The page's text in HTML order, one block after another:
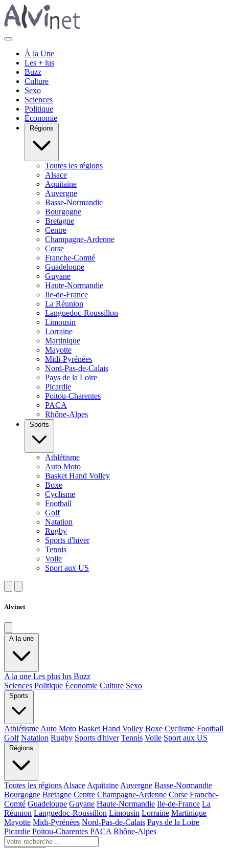
À la Une
Les + lus
Buzz
Culture
Sexo
Sciences
Politique
Économie
Régions
Toutes les régions
Alsace
Aquitaine
Auvergne
Basse-Normandie
Bourgogne
Bretagne
Centre
Champagne-Ardenne
Corse
Franche-Comté
Guadeloupe
Guyane
Haute-Normandie
Ile-de-France
La Réunion
Languedoc-Roussillon
Limousin
Lorraine
Martinique
Mayotte
Midi-Pyrénées
Nord-Pas-de-Calais
Pays de la Loire
Picardie
Poitou-Charentes
PACA
Rhône-Alpes
Sports
Athlétisme
Auto Moto
Basket Hand Volley
Boxe
Cyclisme
Football
Golf
Natation
Rugby
Sports d'hiver
Tennis
Voile
Sport aux US
Alvinet
A la une
A la une Les plus lus Buzz
Sciences Politique Économie Culture Sexo
Sports
Athlétisme Auto Moto Basket Hand Volley Boxe Cyclisme Football
Golf Natation Rugby Sports d'hiver Tennis Voile Sport aux US
Régions
Toutes les régions Alsace Aquitaine Auvergne Basse-Normandie
Bourgogne Bretagne Centre Champagne-Ardenne Corse Franche-
Comté Guadeloupe Guyane Haute-Normandie Ile-de-France La
Réunion Languedoc-Roussillon Limousin Lorraine Martinique
Mayotte Midi-Pyrénées Nord-Pas-de-Calais Pays de la Loire
Picardie Poitou-Charentes PACA Rhône-Alpes